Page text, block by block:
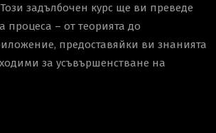
задълбочен курс ще ви преведе
процеса – от теорията до
предоставяйки ви знанията
за усъвършенстване на